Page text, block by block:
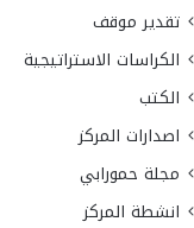
تقدير موقف
الكراسات الاستراتيجية
الكتب
اصدارات المركز
مجلة حمورابي
انشطة المركز